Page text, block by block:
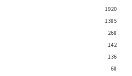
1920
1385
268
142
136
68